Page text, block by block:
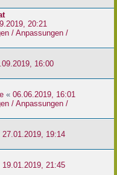
20:21
/ Anpassungen /
16:00
« 06.06.2019, 16:01
/ Anpassungen /
27.01.2019, 19:14
19.01.2019, 21:45